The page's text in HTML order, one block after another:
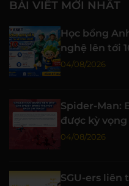
BÀI VIẾT MỚI NHẤT
Học bổng
nghệ lên tới
04/08/2026
Spider-Man:
được kỳ
đỉnh cao
04/08/2026
SGU-ers liên